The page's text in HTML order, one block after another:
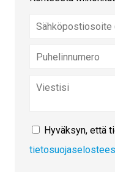
Hyväksyn, että